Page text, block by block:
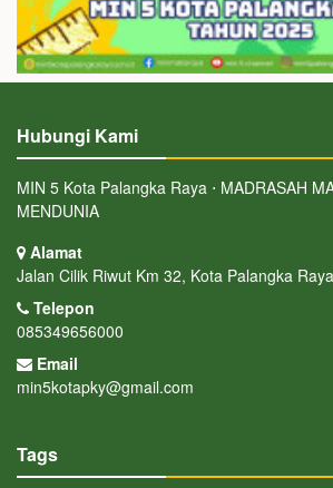
Hubungi Kami
MIN 5 Kota Palangka Raya ⋅ MADRASAH
MENDUNIA
Alamat
Jalan Cilik Riwut Km 32, Kota Palangka Raya
Telepon
085349656000
Email
min5kotapky@gmail.com
Tags